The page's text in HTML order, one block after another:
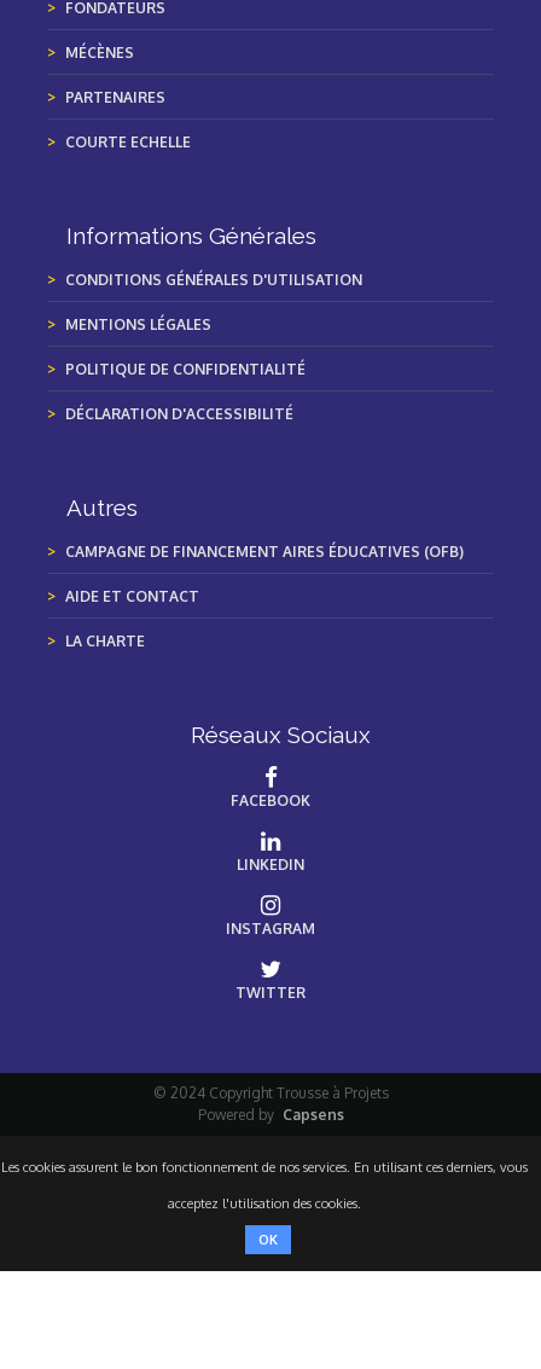
FONDATEURS
MÉCÈNES
PARTENAIRES
COURTE ECHELLE
Informations Générales
CONDITIONS GÉNÉRALES D'UTILISATION
MENTIONS LÉGALES
POLITIQUE DE CONFIDENTIALITÉ
DÉCLARATION D'ACCESSIBILITÉ
Autres
CAMPAGNE DE FINANCEMENT AIRES ÉDUCATIVES (OFB)
AIDE ET CONTACT
LA CHARTE
Réseaux Sociaux
FACEBOOK
LINKEDIN
INSTAGRAM
TWITTER
© 2024 Copyright Trousse à Projets
Powered by Capsens
Les cookies assurent le bon fonctionnement de nos services. En utilisant ces derniers, vous
acceptez l'utilisation des cookies.
OK